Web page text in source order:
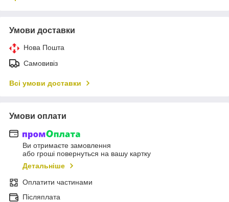
Умови доставки
Нова Пошта
Самовивіз
Всі умови доставки
Умови оплати
Ви отримаєте замовлення
або гроші повернуться на вашу картку
Детальніше
Оплатити частинами
Післяплата